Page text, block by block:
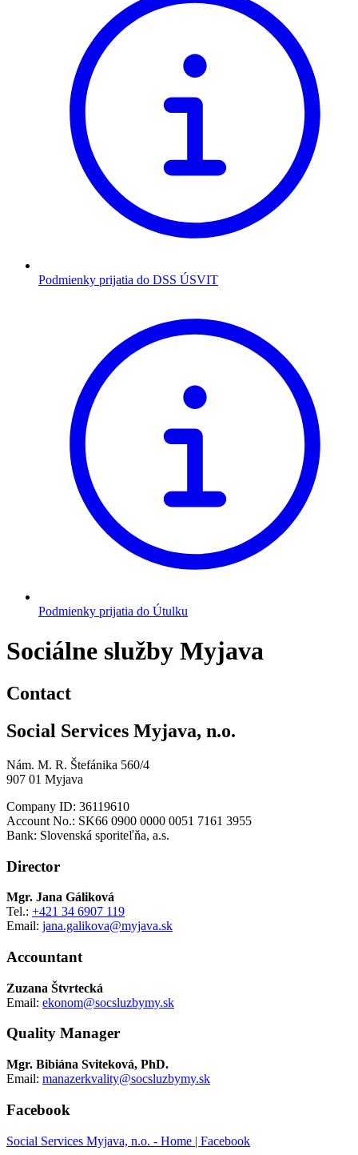
Podmienky prijatia do DSS ÚSVIT
Podmienky prijatia do Útulku
Sociálne služby Myjava
Contact
Social Services Myjava, n.o.
Nám. M. R. Štefánika 560/4
907 01 Myjava
Company ID: 36119610
Account No.: SK66 0900 0000 0051 7161 3955
Bank: Slovenská sporiteľňa, a.s.
Director
Mgr. Jana Gáliková
Tel.: +421 34 6907 119
Email: jana.galikova@myjava.sk
Accountant
Zuzana Štvrtecká
Email: ekonom@socsluzbymy.sk
Quality Manager
Mgr. Bibiána Sviteková, PhD.
Email: manazerkvality@socsluzbymy.sk
Facebook
Social Services Myjava, n.o. - Home | Facebook